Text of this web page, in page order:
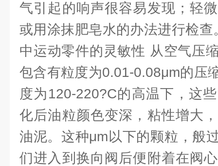
气引起的响声很容易发现；轻
或用涂抹肥皂水的办法进行检
中运动零件的灵敏性 从空气压
包含有粒度为0.01-0.08μm的压
度为120-220?C的高温下，这
化后油粒颜色变深，粘性增大
油泥。这种μm以下的颗粒，般
们进入到换向阀后便附着在阀